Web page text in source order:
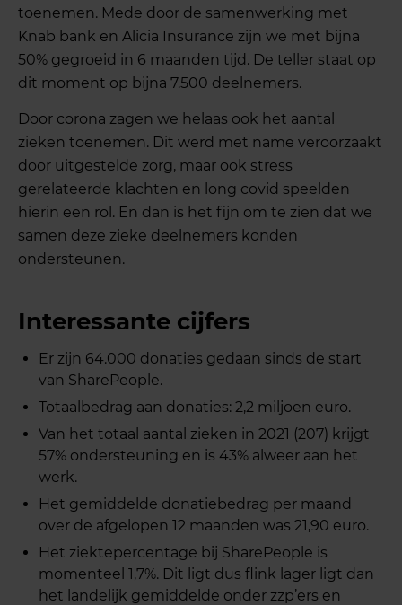
toenemen. Mede door de samenwerking met
Knab bank en Alicia Insurance zijn we met bijna
50% gegroeid in 6 maanden tijd. De teller staat op
dit moment op bijna 7.500 deelnemers.
Door corona zagen we helaas ook het aantal
zieken toenemen. Dit werd met name veroorzaakt
door uitgestelde zorg, maar ook stress
gerelateerde klachten en long covid speelden
hierin een rol. En dan is het fijn om te zien dat we
samen deze zieke deelnemers konden
ondersteunen.
Interessante cijfers
Er zijn 64.000 donaties gedaan sinds de start
van SharePeople.
Totaalbedrag aan donaties: 2,2 miljoen euro.
Van het totaal aantal zieken in 2021 (207) krijgt
57% ondersteuning en is 43% alweer aan het
werk.
Het gemiddelde donatiebedrag per maand
over de afgelopen 12 maanden was 21,90 euro.
Het ziektepercentage bij SharePeople is
momenteel 1,7%. Dit ligt dus flink lager ligt dan
het landelijk gemiddelde onder zzp’ers en